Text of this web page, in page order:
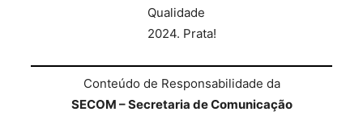
Conteúdo de Responsabilidade da
SECOM – Secretaria de Comunicação